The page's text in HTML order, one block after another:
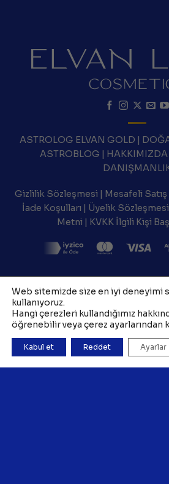
ASTROLOG ELVAN GOLD |
ASTROBLOG | HAKKIMIZDA
Gizlilik Sözleşmesi | Mesafeli
İade Koşulları | Üyelik Sözleşmesi
Metni | KVKK İlgili Kişi
Copyright 2026 © TAZ
Web sitemizde size en iyi deneyimi
kullanıyoruz.
Hangi çerezleri kullandığımız
öğrenebilir veya çerez ayarlarından
Kabul et Reddet Ayarlar